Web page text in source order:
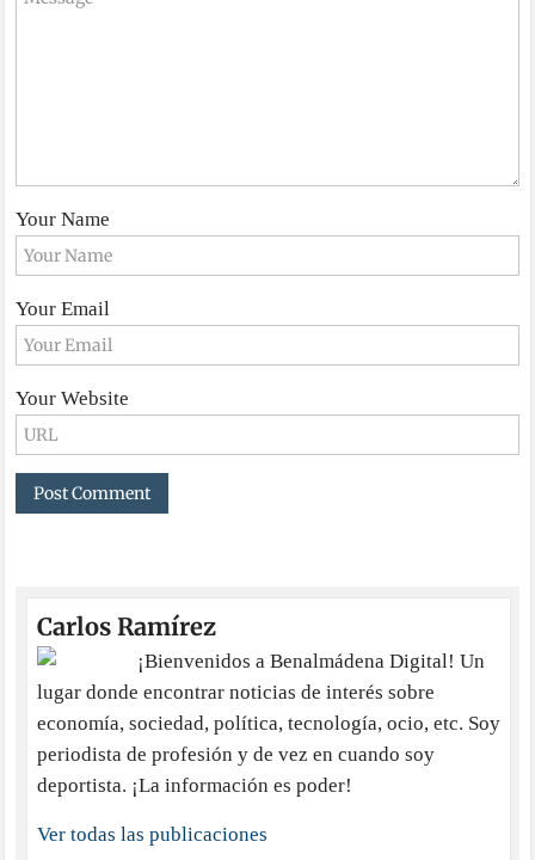
Your Name
Your Email
Your Website
Carlos Ramírez
¡Bienvenidos a Benalmádena Digital! Un
lugar donde encontrar noticias de interés sobre
economía, sociedad, política, tecnología, ocio, etc. Soy
periodista de profesión y de vez en cuando soy
deportista. ¡La información es poder!
Ver todas las publicaciones